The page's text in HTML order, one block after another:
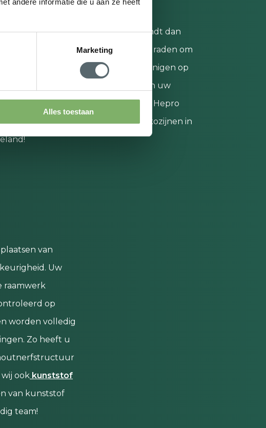
Marketing
Alles toestaan
u weinig onderhoud belangrijker vindt dan
dan valt het u aan te raden om
voor de Standard. Is het bezuinigen op
doorslaggevender in uw
Kies dan voor de Comfort. Bij Hepro
u scherpe prijzen voor kunststof kozijnen in
van
Uw
raamwerk
op
worden volledig
Zo heeft u
ook kunststof
van kunststof
team!